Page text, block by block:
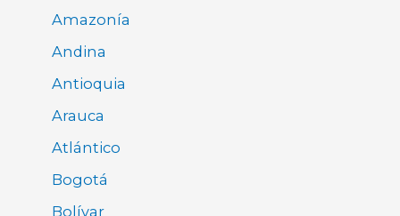
Amazonía
Andina
Antioquia
Arauca
Atlántico
Bogotá
Bolívar